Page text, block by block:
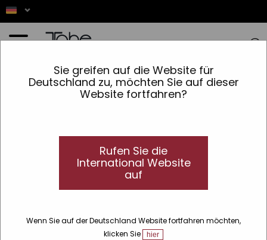
Sie greifen auf die Website für
Deutschland zu, möchten Sie auf dieser
Website fortfahren?
Rufen Sie die
International Website
auf
Wenn Sie auf der Deutschland Website fortfahren möchten,
klicken Sie
hier
»Produktlinien »Magic » Magic Rizos »Haarstyling-Schaum